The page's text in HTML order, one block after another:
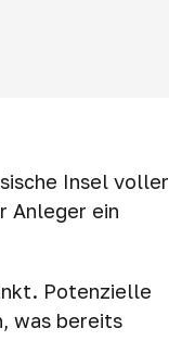
Insel voller
Anleger ein
Potenzielle
was bereits